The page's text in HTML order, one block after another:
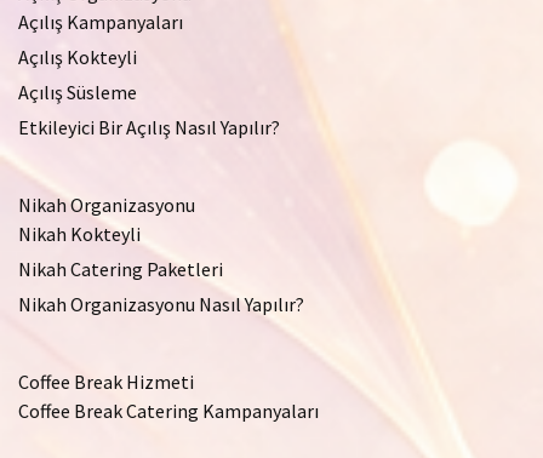
Açılış Kampanyaları
Açılış Kokteyli
Açılış Süsleme
Etkileyici Bir Açılış Nasıl Yapılır?
Nikah Organizasyonu
Nikah Kokteyli
Nikah Catering Paketleri
Nikah Organizasyonu Nasıl Yapılır?
Coffee Break Hizmeti
Coffee Break Catering Kampanyaları